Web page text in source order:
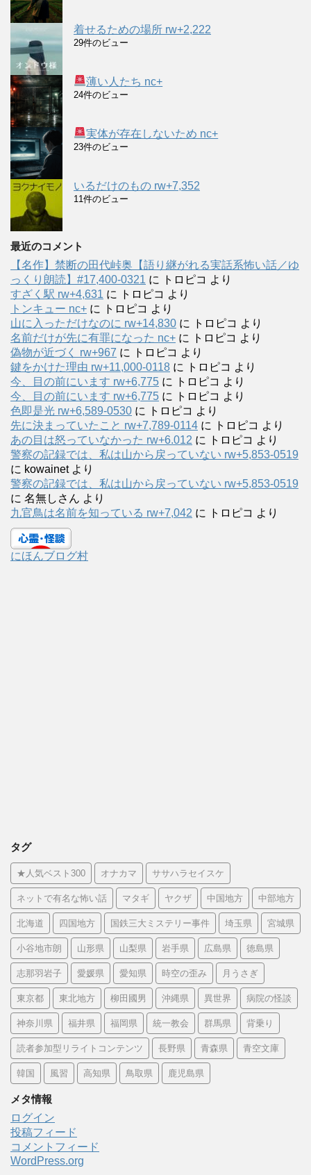
着せるための場所 rw+2,222
29件のビュー
薄い人たち nc+
24件のビュー
実体が存在しないため nc+
23件のビュー
いるだけのもの rw+7,352
11件のビュー
最近のコメント
【名作】禁断の田代峠奥【語り継がれる実話系怖い話／ゆ
っくり朗読】#17,400-0321 に トロピコ より
すざく駅 rw+4,631 に トロピコ より
トンキュー nc+ に トロピコ より
山に入っただけなのに rw+14,830 に トロピコ より
名前だけが先に有罪になった nc+ に トロピコ より
偽物が近づく rw+967 に トロピコ より
鍵をかけた理由 rw+11,000-0118 に トロピコ より
今、目の前にいます rw+6,775 に トロピコ より
今、目の前にいます rw+6,775 に トロピコ より
色即是光 rw+6,589-0530 に トロピコ より
先に決まっていたこと rw+7,789-0114 に トロピコ より
あの目は怒っていなかった rw+6.012 に トロピコ より
警察の記録では、私は山から戻っていない rw+5,853-0519
に kowainetより
警察の記録では、私は山から戻っていない rw+5,853-0519
に 名無しさん より
九官鳥は名前を知っている rw+7,042 に トロピコ より
にほんブログ村
タグ
★人気ベスト300 オナカマ ササハラセイスケ
ネットで有名な怖い話 マタギ ヤクザ 中国地方 中部地方
北海道 四国地方 国鉄三大ミステリー事件 埼玉県 宮城県
小谷地市朗 山形県 山梨県 岩手県 広島県 徳島県
志那羽岩子 愛媛県 愛知県 時空の歪み 月うさぎ
東京都 東北地方 柳田國男 沖縄県 異世界 病院の怪談
神奈川県 福井県 福岡県 統一教会 群馬県 背乗り
読者参加型リライトコンテンツ 長野県 青森県 青空文庫
韓国 風習 高知県 鳥取県 鹿児島県
メタ情報
ログイン
投稿フィード
コメントフィード
WordPress.org